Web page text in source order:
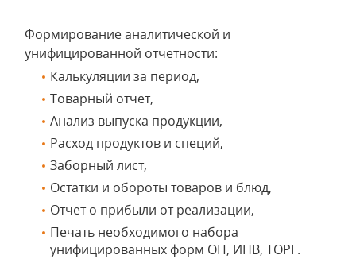
Формирование аналитической и
унифицированной отчетности:
Калькуляции за период,
Товарный отчет,
Анализ выпуска продукции,
Расход продуктов и специй,
Заборный лист,
Остатки и обороты товаров и блюд,
Отчет о прибыли от реализации,
Печать необходимого набора
унифицированных форм ОП, ИНВ, ТОРГ.